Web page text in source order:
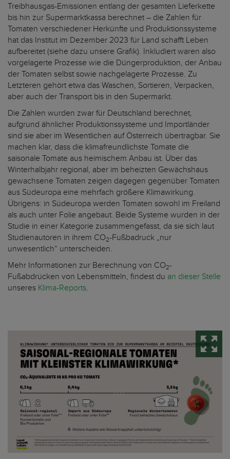
Treibhausgas-Emissionen entlang der gesamten Lieferkette
bis hin zur Supermarktkassa berechnet – die Zahlen für
Tomaten verschiedener Herkünfte und Produktionssysteme
hat das Institut im Dezember 2023 für Land schafft Leben
aufbereitet (siehe dazu unsere Grafik). Inkludiert waren also
vorgelagerte Prozesse wie die Düngerproduktion, der Anbau
der Tomaten selbst sowie nachgelagerte Prozesse. Zu
Letzteren gehört etwa das Waschen, Sortieren, Verpacken,
aber auch der Transport bis in den Supermarkt.
Die Zahlen wurden zwar für Deutschland berechnet,
aufgrund ähnlicher Produktionssysteme und Importländer
sind sie aber im Wesentlichen auf Österreich übertragbar. Sie
machen klar, dass die klimafreundlichste Tomate die
saisonale Tomate aus heimischem Anbau ist. Über das
Winterhalbjahr regional, aber im beheizten Gewächshaus
gewachsene Tomaten zeigen dagegen gegenüber Tomaten
aus Südeuropa eine mehrfach größere Klimawirkung.
Übrigens: in Südeuropa werden Tomaten sowohl im Freiland
als auch unter Folie angebaut. Beide Systeme wurden in der
Studie in einer Kategorie zusammengefasst, da sie sich laut
Studienautoren in ihrem CO2-Fußbadruck „nur
unwesentlich“ unterscheiden.
Mehr Informationen zur Berechnung von CO2-
Fußabdrücken von Lebensmitteln, findest du an dieser Stelle
unseres Klima-Reports.